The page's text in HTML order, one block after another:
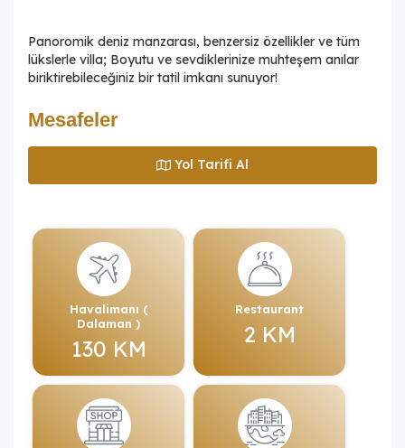
Panoromik deniz manzarası, benzersiz özellikler ve tüm
lükslerle villa; Boyutu ve sevdiklerinize muhteşem anılar
biriktirebileceğiniz bir tatil imkanı sunuyor!
Mesafeler
Yol Tarifi Al
Havalimanı (
Dalaman )
130 KM
Restaurant
2 KM